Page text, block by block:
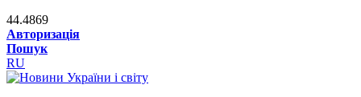
44.4869
Авторизація
Пошук
RU